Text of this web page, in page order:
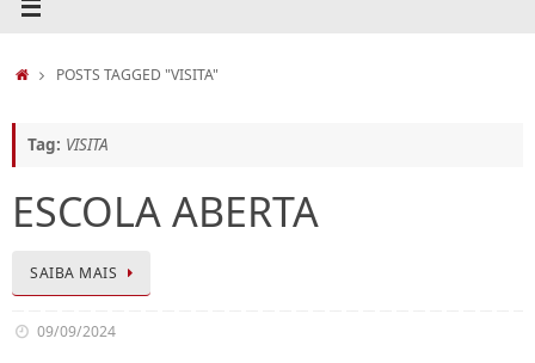
HOMEPOSTS TAGGED "VISITA"
Tag: VISITA
ESCOLA ABERTA
SAIBA MAIS
09/09/2024